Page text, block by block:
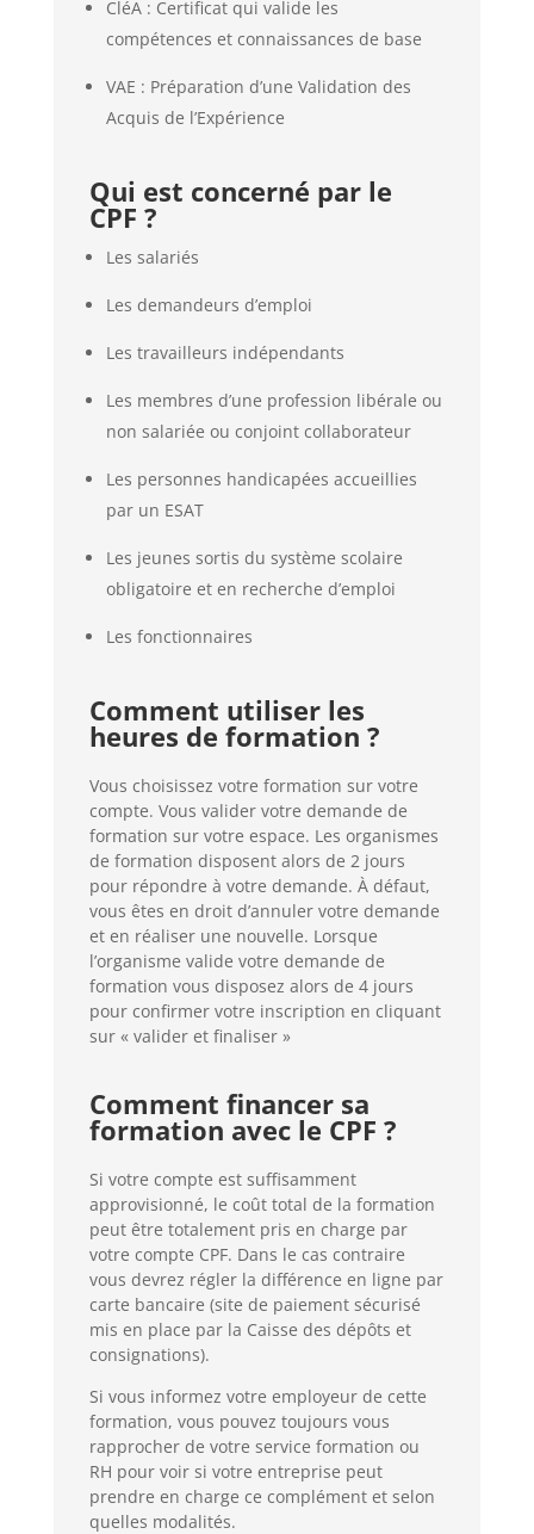
CléA : Certificat qui valide les
compétences et connaissances de base
VAE : Préparation d’une Validation des
Acquis de l’Expérience
Qui est concerné par le
CPF ?
Les salariés
Les demandeurs d’emploi
Les travailleurs indépendants
Les membres d’une profession libérale ou
non salariée ou conjoint collaborateur
Les personnes handicapées accueillies
par un ESAT
Les jeunes sortis du système scolaire
obligatoire et en recherche d’emploi
Les fonctionnaires
Comment utiliser les
heures de formation ?
Vous choisissez votre formation sur votre
compte. Vous valider votre demande de
formation sur votre espace. Les organismes
de formation disposent alors de 2 jours
pour répondre à votre demande. À défaut,
vous êtes en droit d’annuler votre demande
et en réaliser une nouvelle. Lorsque
l’organisme valide votre demande de
formation vous disposez alors de 4 jours
pour confirmer votre inscription en cliquant
sur « valider et finaliser »
Comment financer sa
formation avec le CPF ?
Si votre compte est suffisamment
approvisionné, le coût total de la formation
peut être totalement pris en charge par
votre compte CPF. Dans le cas contraire
vous devrez régler la différence en ligne par
carte bancaire (site de paiement sécurisé
mis en place par la Caisse des dépôts et
consignations).
Si vous informez votre employeur de cette
formation, vous pouvez toujours vous
rapprocher de votre service formation ou
RH pour voir si votre entreprise peut
prendre en charge ce complément et selon
quelles modalités.